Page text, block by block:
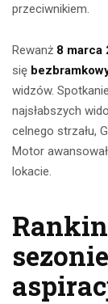
przeciwnikiem.
Rewanż 8 marca
się
widzów.
najsłabszych
celnego strzału,
Motor
lokacie.